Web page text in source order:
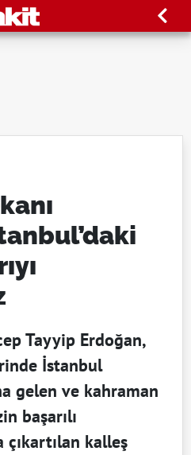
Tayyip Erdoğan,
İstanbul
gelen ve kahraman
başarılı
kalleş